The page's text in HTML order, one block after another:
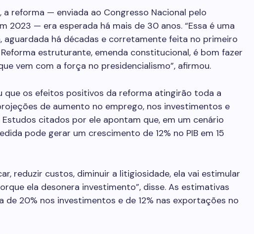
a reforma — enviada ao Congresso Nacional pelo
2023 — era esperada há mais de 30 anos. “Essa é uma
aguardada há décadas e corretamente feita no primeiro
estruturante, emenda constitucional, é bom fazer
vem com a força no presidencialismo”, afirmou.
que os efeitos positivos da reforma atingirão toda a
de aumento no emprego, nos investimentos e
citados por ele apontam que, em um cenário
pode gerar um crescimento de 12% no PIB em 15
reduzir custos, diminuir a litigiosidade, ela vai estimular
ela desonera investimento”, disse. As estimativas
de 20% nos investimentos e de 12% nas exportações no